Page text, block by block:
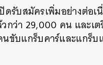
รับสมัครเพิ่มอย่างต่อเ
ว่า 29,000 คน และเต
ขับแกร็บคาร์และแกร็บ